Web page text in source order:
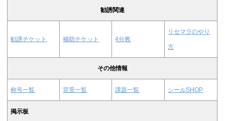
勧誘関連
勧誘チケット 補助チケット 4分教
リセマラのやり
方
その他情報
称号一覧 背景一覧 課題一覧 シールSHOP
掲示板